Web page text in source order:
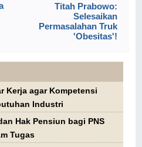
Titah Prabowo:
Selesaikan
Permasalahan Truk
'Obesitas'!
Kerja agar Kompetensi
Industri
Hak Pensiun bagi PNS
Tugas